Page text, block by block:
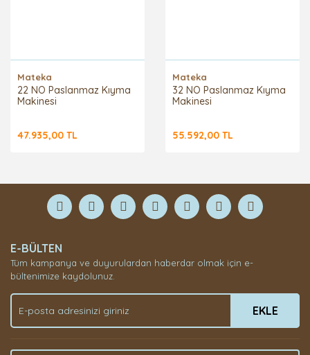
Mateka
22 NO Paslanmaz Kıyma
Makinesi
47.935,00 TL
Mateka
32 NO Paslanmaz Kıyma
Makinesi
55.592,00 TL
E-BÜLTEN
Tüm kampanya ve duyurulardan haberdar olmak için e-
bültenimize kaydolunuz.
EKLE